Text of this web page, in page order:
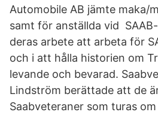
Automobile AB jämte maka/
samt för anställda vid
deras arbete att arbeta för
och i att hålla historien om
levande och bevarad.
Lindström berättade att de
Saabveteraner som turas